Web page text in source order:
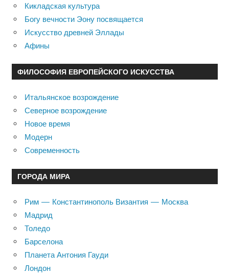
Кикладская культура
Богу вечности Эону посвящается
Искусство древней Эллады
Афины
ФИЛОСОФИЯ ЕВРОПЕЙСКОГО ИСКУССТВА
Итальянское возрождение
Северное возрождение
Новое время
Модерн
Современность
ГОРОДА МИРА
Рим — Константинополь Византия — Москва
Мадрид
Толедо
Барселона
Планета Антония Гауди
Лондон